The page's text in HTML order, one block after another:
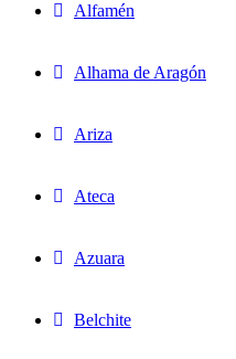
Alfamén
Alhama de Aragón
Ariza
Ateca
Azuara
Belchite